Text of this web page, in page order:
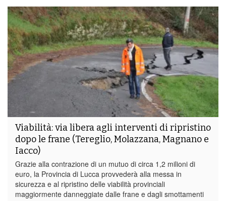
Viabilità: via libera agli interventi di ripristino
dopo le frane (Tereglio, Molazzana, Magnano e
Iacco)
Grazie alla contrazione di un mutuo di circa 1,2 milioni di
euro, la Provincia di Lucca provvederà alla messa in
sicurezza e al ripristino delle viabilità provinciali
maggiormente danneggiate dalle frane e dagli smottamenti